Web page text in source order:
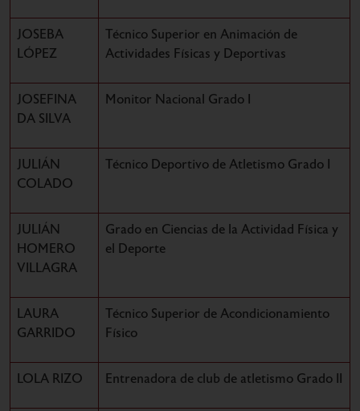
JOSEBA
LÓPEZ
Técnico Superior en Animación de
Actividades Físicas y Deportivas
JOSEFINA
DA SILVA
Monitor Nacional Grado I
JULIÁN
COLADO
Técnico Deportivo de Atletismo Grado I
JULIÁN
HOMERO
VILLAGRA
Grado en Ciencias de la Actividad Física y
el Deporte
LAURA
GARRIDO
Técnico Superior de Acondicionamiento
Físico
LOLA RIZO Entrenadora de club de atletismo Grado II